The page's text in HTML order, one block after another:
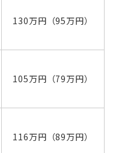
130万円（95万円）
105万円（79万円）
116万円（89万円）